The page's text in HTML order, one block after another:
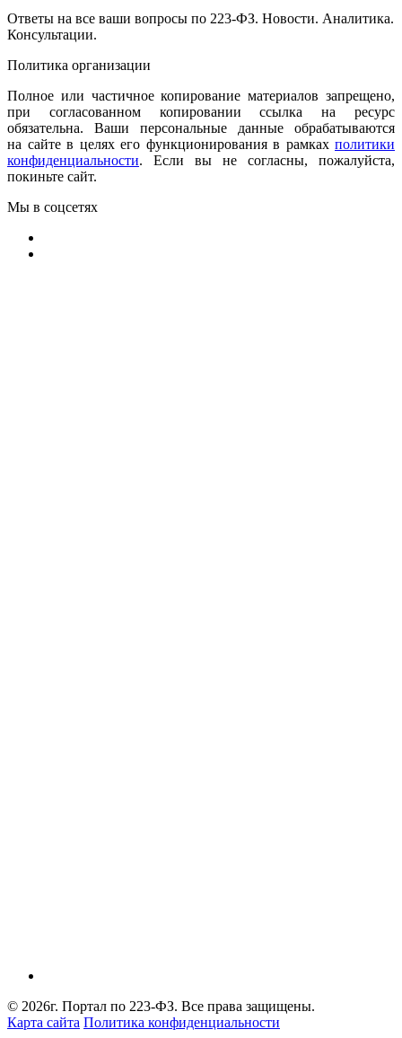
Ответы на все ваши вопросы по 223-ФЗ. Новости. Аналитика.
Консультации.
Политика организации
Полное или частичное копирование материалов запрещено,
при согласованном копировании ссылка на ресурс
обязательна. Ваши персональные данные обрабатываются
на сайте в целях его функционирования в рамках политики
конфиденциальности. Если вы не согласны, пожалуйста,
покиньте сайт.
Мы в соцсетях
© 2026г. Портал по 223-ФЗ. Все права защищены.
Карта сайта Политика конфиденциальности